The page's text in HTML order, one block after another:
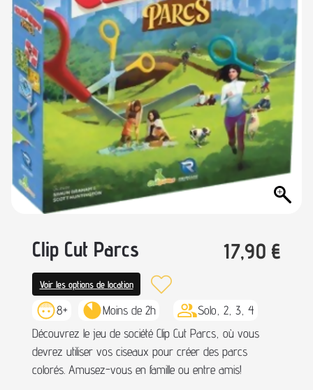
Clip Cut Parcs 17,90 €
Voir les options de location
8+ Moins de 2h
Solo, 2, 3, 4
Découvrez le jeu de société Clip Cut Parcs, où vous
devrez utiliser vos ciseaux pour créer des parcs
colorés. Amusez-vous en famille ou entre amis!